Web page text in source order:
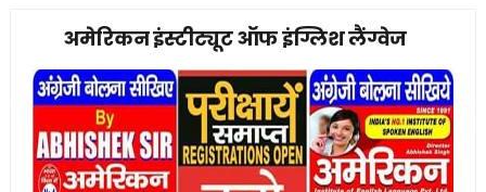
अमेरिकन इंस्टीट्यूट ऑफ इंग्लिश लैंग्वेज